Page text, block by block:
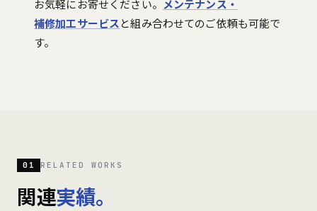
お気軽にお寄せください。 メンテナンス・
補修加工サービスと組み合わせてのご依頼も可能で
す。
01 RELATED WORKS
関連実績。